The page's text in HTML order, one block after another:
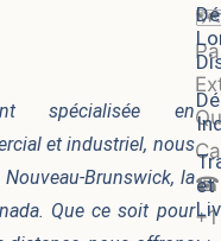
spécialisée en
et industriel, nous
Nouveau-Brunswick, la
Que ce soit pour
et
🗺️
☎
+1